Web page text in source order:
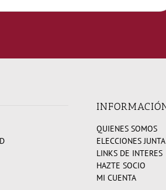
QUIENES SOMOS
ELECCIONES
LINKS DE INTERES
HAZTE SOCIO
MI CUENTA